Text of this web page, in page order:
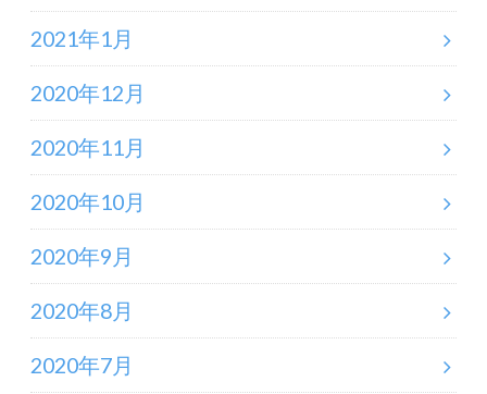
2021年1月
2020年12月
2020年11月
2020年10月
2020年9月
2020年8月
2020年7月